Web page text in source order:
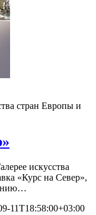
стран Европы и
искусства
«Курс на Север»,
11T18:58:00+03:00